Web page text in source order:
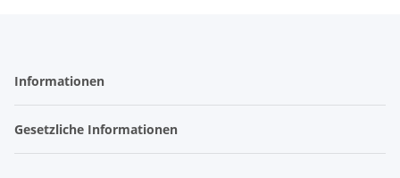
Informationen
Gesetzliche Informationen